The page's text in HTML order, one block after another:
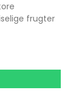
frugter